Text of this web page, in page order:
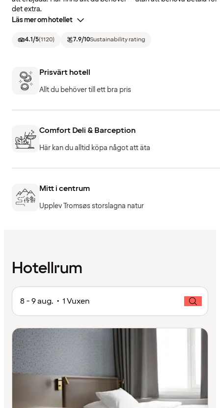
det extra.
Läs mer om hotellet
4.1/5(1120) 7.9/10Sustainability rating
Prisvärt hotell
Allt du behöver till ett bra pris
Comfort Deli & Barception
Här kan du alltid köpa något att äta
Mitt i centrum
Upplev Tromsøs storslagna natur
Hotellrum
8 - 9 aug. • 1 Vuxen